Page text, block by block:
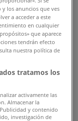
los anuncios que ves
a acceder a este
en cualquier
que aparece
tendrán efecto
nuestra política de
tratamos los
activamente las
Almacenar la
y contenido
investigación de